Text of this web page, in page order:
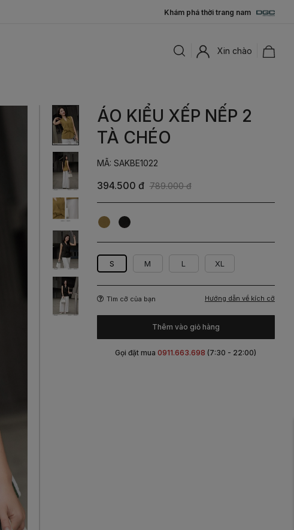
Khám phá thời trang nam
Xin chào
ÁO KIỂU XẾP NẾP 2
TÀ CHÉO
MÃ: SAKBE1022
394.500 đ 789.000 đ
Rêu Đen
S M L XL
Tìm cỡ của bạn Hướng dẫn về kích cỡ
Thêm vào giỏ hàng
Gọi đặt mua0911.663.698 (7:30 - 22:00)